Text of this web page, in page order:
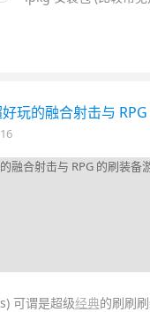
玩的融合射击与
可谓是超级经典的刷刷